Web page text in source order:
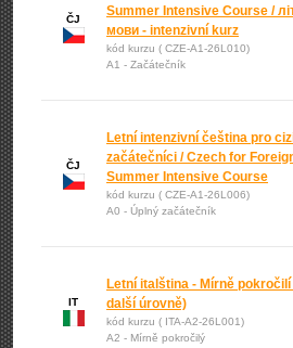
ČJ
Summer Intensive Course /
мови - intenzivní kurz
kód kurzu ( CZE-A1-26L010)
A1 - Začátečník
ČJ
Letní intenzivní čeština pro
začátečníci / Czech for
Summer Intensive Course
kód kurzu ( CZE-A1-26L006)
A0 - Úplný začátečník
IT
Letní italština - Mírně
další úrovně)
kód kurzu ( ITA-A2-26L001)
A2 - Mírně pokročilý